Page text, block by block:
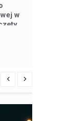
w